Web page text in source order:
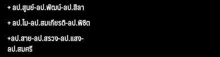
+ ลป.สูนย์-ลป.พัฒน์-ลป.สีลา
+ ลป.ไม-ลป.สมเกียรติ-ลป.พิชิต
+ลป.สาย-ลป.สรวง-ลป.แสง-
ลป.สมศรี